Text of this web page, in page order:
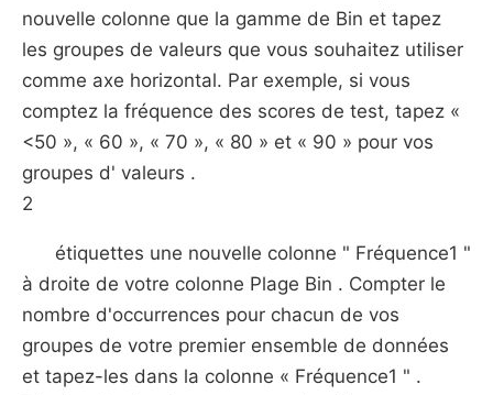
nouvelle colonne que la gamme de Bin et tapez
les groupes de valeurs que vous souhaitez utiliser
comme axe horizontal. Par exemple, si vous
comptez la fréquence des scores de test, tapez «
<50 », « 60 », « 70 », « 80 » et « 90 » pour vos
groupes d' valeurs .
2
étiquettes une nouvelle colonne " Fréquence1 "
à droite de votre colonne Plage Bin . Compter le
nombre d'occurrences pour chacun de vos
groupes de votre premier ensemble de données
et tapez-les dans la colonne « Fréquence1 " .